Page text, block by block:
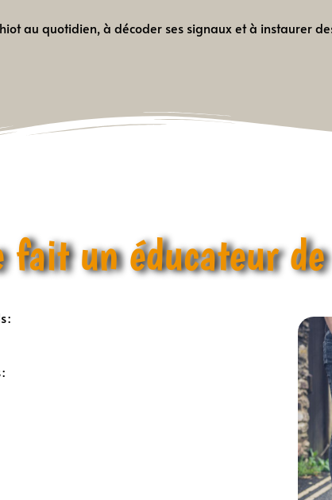
au quotidien, à décoder ses signaux et à instaurer
fait un éducateur
: